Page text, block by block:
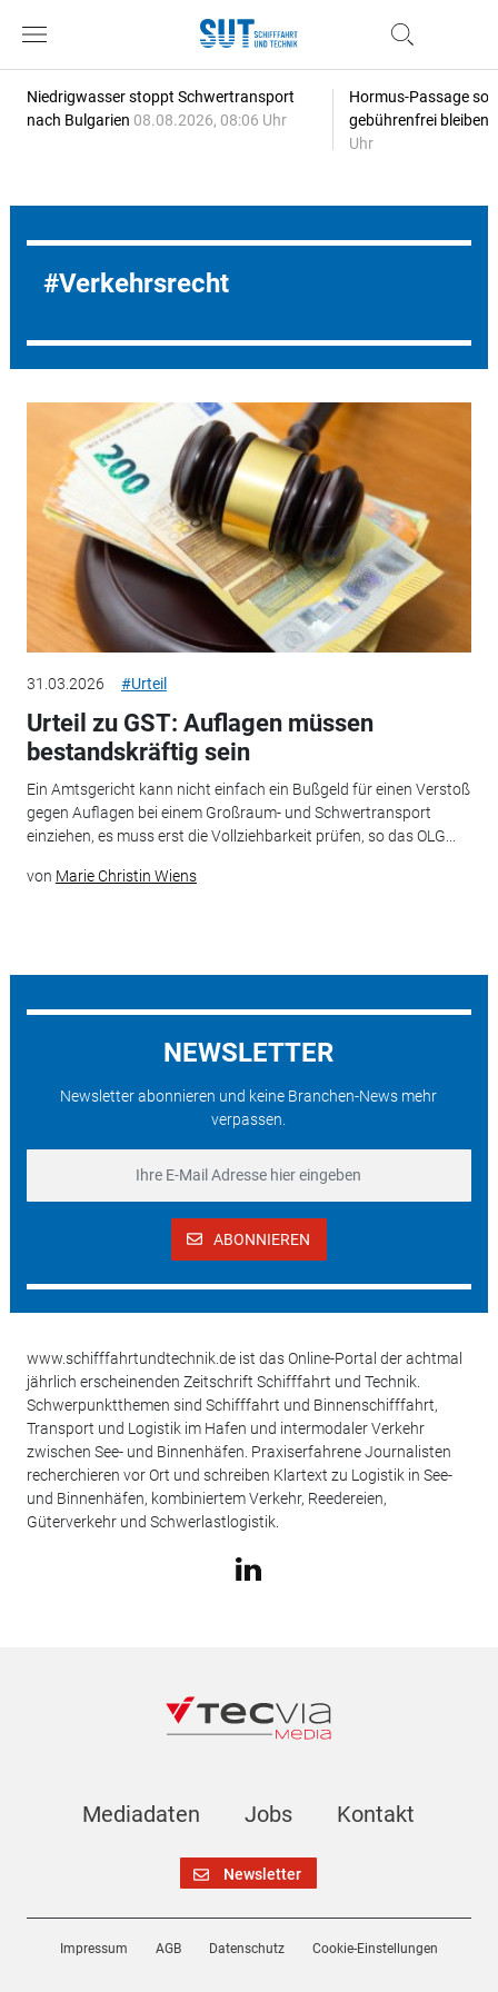
Niedrigwasser stoppt Schwertransport
nach Bulgarien 08.08.2026, 08:06 Uhr
Hormus-Passage
gebührenfrei bleiben
Uhr
Verkehrsrecht
31.03.2026 #Urteil
Urteil zu GST: Auflagen müssen
bestandskräftig sein
Ein Amtsgericht kann nicht einfach ein Bußgeld für einen Verstoß
gegen Auflagen bei einem Großraum- und Schwertransport
einziehen, es muss erst die Vollziehbarkeit prüfen, so das OLG...
von Marie Christin Wiens
NEWSLETTER
Newsletter abonnieren und keine Branchen-News mehr
verpassen.
ABONNIEREN
www.schifffahrtundtechnik.de ist das Online-Portal der achtmal
jährlich erscheinenden Zeitschrift Schifffahrt und Technik.
Schwerpunktthemen sind Schifffahrt und Binnenschifffahrt,
Transport und Logistik im Hafen und intermodaler Verkehr
zwischen See- und Binnenhäfen. Praxiserfahrene Journalisten
recherchieren vor Ort und schreiben Klartext zu Logistik in See-
und Binnenhäfen, kombiniertem Verkehr, Reedereien,
Güterverkehr und Schwerlastlogistik.
Mediadaten Jobs Kontakt
Newsletter
Impressum AGB Datenschutz Cookie-Einstellungen